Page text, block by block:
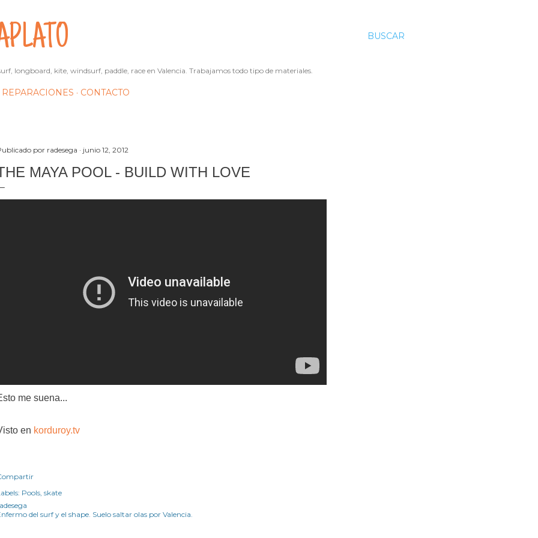
BUSCAR
longboard, kite, windsurf, paddle, race en Valencia. Trabajamos todo tipo de materiales.
REPARACIONES CONTACTO
por radesega junio 12, 2012
MAYA POOL - BUILD WITH LOVE
me suena...
en korduroy.tv
Pools skate
del surf y el shape. Suelo saltar olas por Valencia.